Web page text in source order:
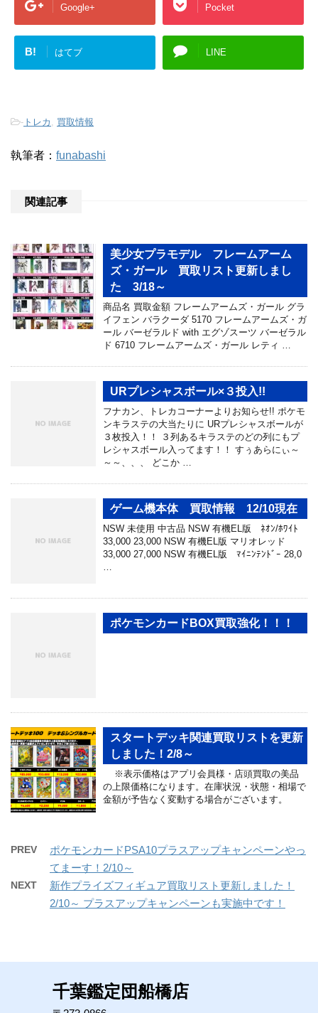
Google+ Pocket
B! はてブ LINE
- トレカ 買取情報
執筆者： funabashi
関連記事
美少女プラモデル フレームアーム
ズ・ガール 買取リスト更新しまし
た 3/18～
商品名 買取金額 フレームアームズ・ガール グラ
イフェン バラクーダ 5170 フレームアームズ・ガ
ール バーゼラルド with エグゾスーツ バーゼラル
ド 6710 フレームアームズ・ガール レティ …
URプレシャスボール×３投入!!
フナカン、トレカコーナーよりお知らせ!! ポケモ
ンキラステの大当たりに URプレシャスボールが
３枚投入！！ ３列あるキラステのどの列にもプ
レシャスボール入ってます！！ すぅあらにぃ～
～～、、、 どこか …
ゲーム機本体 買取情報 12/10現在
NSW 未使用 中古品 NSW 有機EL版 ﾈｵﾝ/ﾎﾜｲﾄ
33,000 23,000 NSW 有機EL版 マリオレッド
33,000 27,000 NSW 有機EL版 ﾏｲﾆﾝﾃﾝﾄﾞｰ 28,0
ポケモンカードBOX買取強化！！！
スタートデッキ関連買取リストを更新
しました！2/8～
※表示価格はアプリ会員様・店頭買取の美品
の上限価格になります。在庫状況・状態・相場で
金額が予告なく変動する場合がございます。
PREV
ポケモンカードPSA10プラスアップキャンペーンやっ
てまーす！2/10～
NEXT
新作プライズフィギュア買取リスト更新しました！
2/10～ プラスアップキャンペーンも実施中です！
千葉鑑定団船橋店